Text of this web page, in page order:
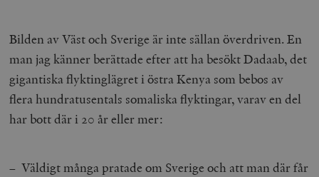
Bilden av Väst och Sverige är inte sällan överdriven. En
man jag känner berättade efter att ha besökt Dadaab, det
gigantiska flyktinglägret i östra Kenya som bebos av
flera hundratusentals somaliska flyktingar, varav en del
har bott där i 20 år eller mer:
– Väldigt många pratade om Sverige och att man där får